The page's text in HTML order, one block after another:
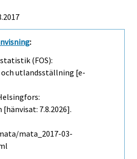
:
(FOS):
utlandsställning [e-
7.8.2026].
mata_2017-03-